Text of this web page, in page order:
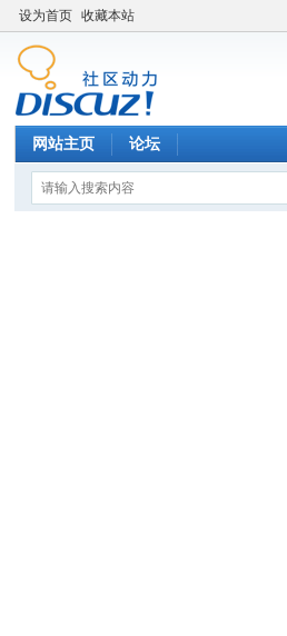
设为首页 收藏本站
网站主页 论坛